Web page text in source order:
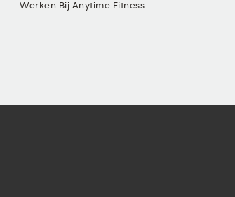
Werken Bij Anytime Fitness